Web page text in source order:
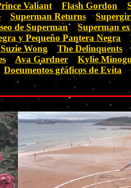
Valiant Flash Gordon
Superman Returns
de Superman
Superman
y Pequeño Pantera Negra
Wong
The Delinquents
Ava Gardner
Kylie
Documentos gráficos de Evita